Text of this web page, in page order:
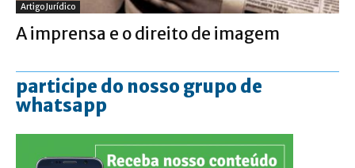
Artigo Jurídico
A imprensa e o direito de imagem
participe do nosso grupo de
whatsapp